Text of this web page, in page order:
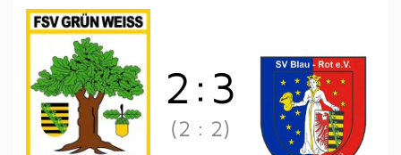
2 : 3
(2 : 2)